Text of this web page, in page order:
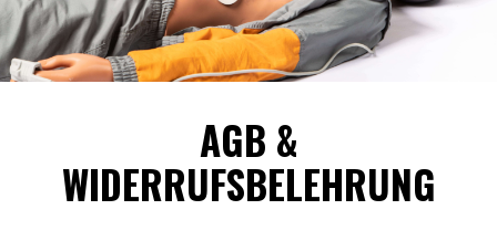
AGB &
WIDERRUFSBELEHRUNG